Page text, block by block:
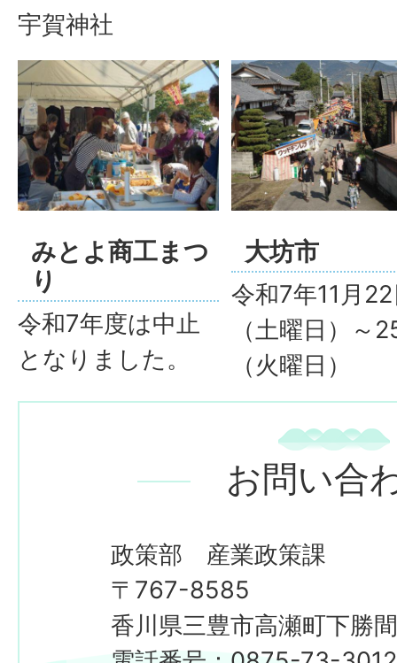
宇賀神社
みとよ商工まつ
り
令和7年度は中止
となりました。
大坊市
令和7年11月
（土曜日）～
（火曜日）
お問い合
政策部 産業政策課
〒767-8585
香川県三豊市高瀬町下勝